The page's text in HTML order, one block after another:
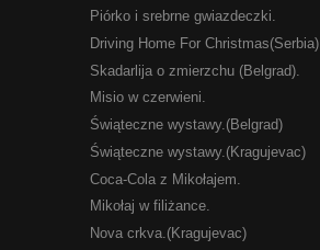
Piórko i srebrne gwiazdeczki.
Driving Home For Christmas(Serbia).
Skadarlija o zmierzchu (Belgrad).
Misio w czerwieni.
Świąteczne wystawy.(Belgrad)
Świąteczne wystawy.(Kragujevac)
Coca-Cola z Mikołajem.
Mikołaj w filiżance.
Nova crkva.(Kragujevac)